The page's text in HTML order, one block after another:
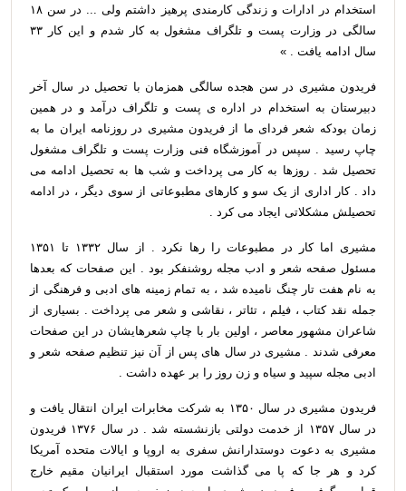
استخدام در ادارات و زندگی کارمندی پرهیز داشتم ولی ... در سن ۱۸
سالگی در وزارت پست و تلگراف مشغول به کار شدم و این کار ۳۳
سال ادامه یافت . »
فریدون مشیری در سن هجده سالگی همزمان با تحصیل در سال آخر
دبیرستان به استخدام در اداره ی پست و تلگراف درآمد و در همین
زمان بودکه شعر فردای ما از فریدون مشیری در روزنامه ایران ما به
چاپ رسید . سپس در آموزشگاه فنی وزارت پست و تلگراف مشغول
تحصیل شد . روزها به کار می پرداخت و شب ها به تحصیل ادامه می
داد . کار اداری از یک سو و کارهای مطبوعاتی از سوی دیگر ، در ادامه
تحصیلش مشکلاتی ایجاد می کرد .
مشیری اما کار در مطبوعات را رها نکرد . از سال ۱۳۳۲ تا ۱۳۵۱
مسئول صفحه شعر و ادب مجله روشنفکر بود . این صفحات که بعدها
به نام هفت تار چنگ نامیده شد ، به تمام زمینه های ادبی و فرهنگی از
جمله نقد کتاب ، فیلم ، تئاتر ، نقاشی و شعر می پرداخت . بسیاری از
شاعران مشهور معاصر ، اولین بار با چاپ شعرهایشان در این صفحات
معرفی شدند . مشیری در سال های پس از آن نیز تنظیم صفحه شعر و
ادبی مجله سپید و سیاه و زن روز را بر عهده داشت .
فریدون مشیری در سال ۱۳۵۰ به شرکت مخابرات ایران انتقال یافت و
در سال ۱۳۵۷ از خدمت دولتی بازنشسته شد . در سال ۱۳۷۶ فریدون
مشیری به دعوت دوستدارانش سفری به اروپا و ایالات متحده آمریکا
کرد و هر جا که پا می گذاشت مورد استقبال ایرانیان مقیم خارج